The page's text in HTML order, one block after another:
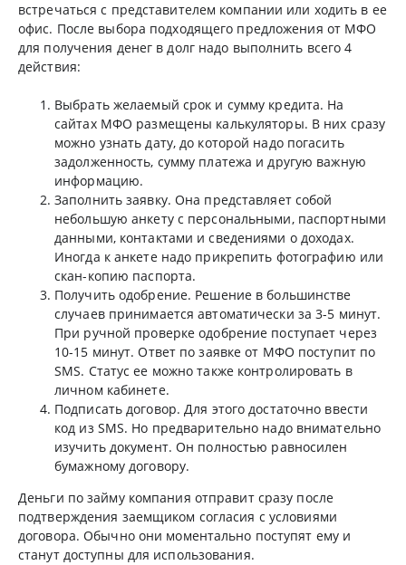
встречаться с представителем компании или ходить в ее
офис. После выбора подходящего предложения от МФО
для получения денег в долг надо выполнить всего 4
действия:
Выбрать желаемый срок и сумму кредита. На
сайтах МФО размещены калькуляторы. В них сразу
можно узнать дату, до которой надо погасить
задолженность, сумму платежа и другую важную
информацию.
Заполнить заявку. Она представляет собой
небольшую анкету с персональными, паспортными
данными, контактами и сведениями о доходах.
Иногда к анкете надо прикрепить фотографию или
скан-копию паспорта.
Получить одобрение. Решение в большинстве
случаев принимается автоматически за 3-5 минут.
При ручной проверке одобрение поступает через
10-15 минут. Ответ по заявке от МФО поступит по
SMS. Статус ее можно также контролировать в
личном кабинете.
Подписать договор. Для этого достаточно ввести
код из SMS. Но предварительно надо внимательно
изучить документ. Он полностью равносилен
бумажному договору.
Деньги по займу компания отправит сразу после
подтверждения заемщиком согласия с условиями
договора. Обычно они моментально поступят ему и
станут доступны для использования.